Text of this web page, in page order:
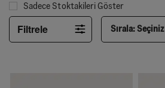
Sadece Stoktakileri Göster
Filtrele Sırala:Seçiniz